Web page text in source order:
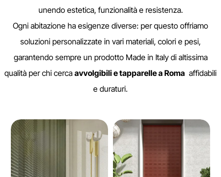
unendo estetica, funzionalità e resistenza.
Ogni abitazione ha esigenze diverse: per questo offriamo
soluzioni personalizzate in vari materiali, colori e pesi,
garantendo sempre un prodotto Made in Italy di altissima
qualità per chi cerca avvolgibili e tapparelle a Roma affidabili
e duraturi.